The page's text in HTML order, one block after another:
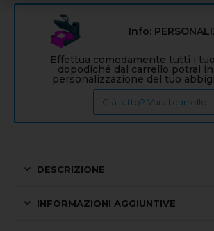
Info:
Effettua comodamente tutti i
dopodiché dal carrello potrai
personalizzazione del tuo
Già fatto? Vai al carrello!
DESCRIZIONE
INFORMAZIONI AGGIUNTIVE